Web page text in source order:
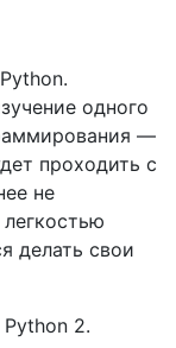
одного
—
проходить с
не
делать свои
2.